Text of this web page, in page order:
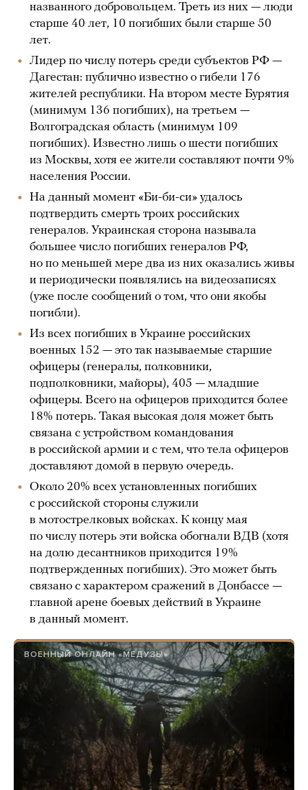
названного добровольцем. Треть из них — люди
старше 40 лет, 10 погибших были старше 50
лет.
Лидер по числу потерь среди субъектов РФ —
Дагестан: публично известно о гибели 176
жителей республики. На втором месте Бурятия
(минимум 136 погибших), на третьем —
Волгоградская область (минимум 109
погибших). Известно лишь о шести погибших
из Москвы, хотя ее жители составляют почти 9%
населения России.
На данный момент «Би-би-си» удалось
подтвердить смерть троих российских
генералов. Украинская сторона называла
большее число погибших генералов РФ,
но по меньшей мере два из них оказались живы
и периодически появлялись на видеозаписях
(уже после сообщений о том, что они якобы
погибли).
Из всех погибших в Украине российских
военных 152 — это так называемые старшие
офицеры (генералы, полковники,
подполковники, майоры), 405 — младшие
офицеры. Всего на офицеров приходится более
18% потерь. Такая высокая доля может быть
связана с устройством командования
в российской армии и с тем, что тела офицеров
доставляют домой в первую очередь.
Около 20% всех установленных погибших
с российской стороны служили
в мотострелковых войсках. К концу мая
по числу потерь эти войска обогнали ВДВ (хотя
на долю десантников приходится 19%
подтвержденных погибших). Это может быть
связано с характером сражений в Донбассе —
главной арене боевых действий в Украине
в данный момент.
ВОЕННЫЙ ОНЛАЙН «МЕДУЗЫ»